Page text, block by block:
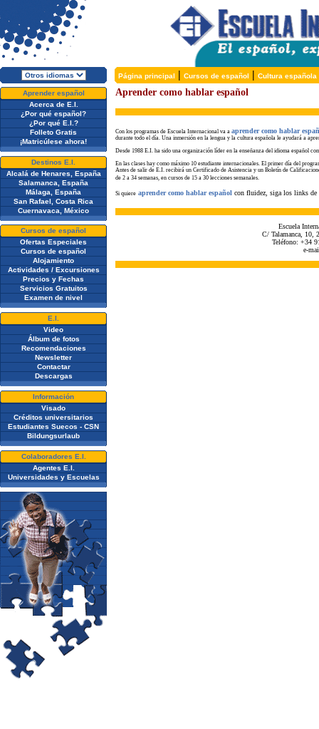
Página principal | Cursos de español | Cultura española
Aprender español
Acerca de E.I.
¿Por qué español?
¿Por qué E.I.?
Folleto Gratis
¡Matricúlese ahora!
Destinos E.I.
Alcalá de Henares, España
Salamanca, España
Málaga, España
San Rafael, Costa Rica
Cuernavaca, México
Cursos de español
Ofertas Especiales
Cursos de español
Alojamiento
Actividades / Excursiones
Precios y Fechas
Servicios Gratuitos
Examen de nivel
E.I.
Video
Álbum de fotos
Recomendaciones
Newsletter
Contactar
Descargas
Información
Visado
Créditos universitarios
Estudiantes Suecos - CSN
Bildungsurlaub
Colaboradores E.I.
Agentes E.I.
Universidades y Escuelas
Aprender como hablar español
Con los programas de Escuela Internacional va a aprender como hablar
durante todo el día. Una inmersión en la lengua y la cultura española le ayudará a
Desde 1988 E.I. ha sido una organización líder en la enseñanza del idioma español
En las clases hay como máximo 10 estudiante internacionales. El primer día del
Antes de salir de E.I. recibirá un Certificado de Asistencia y un Boletín de
de 2 a 34 semanas, en cursos de 15 a 30 lecciones semanales.
Si quiere aprender como hablar español con fluidez, siga los links de
Escuela
C/ Talamanca, 10,
Teléfono: +34
e-